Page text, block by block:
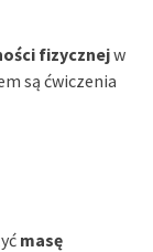
fizycznejw
są ćwiczenia
masę